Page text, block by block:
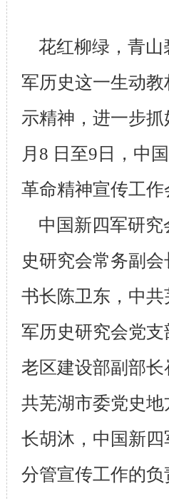
花红柳绿，青山
军历史这一生动
示精神，进一步
月8 日至9日，中
革命精神宣传工作
中国新四军研究
史研究会常务副
书长陈卫东，中
军历史研究会党
老区建设部副部
共芜湖市委党史
长胡沐，中国新
分管宣传工作的